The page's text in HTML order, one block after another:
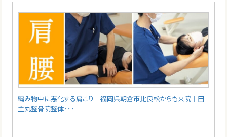
編み物中に悪化する肩こり｜福岡県朝倉市比良松からも来院｜田
主丸整骨院整体･･･